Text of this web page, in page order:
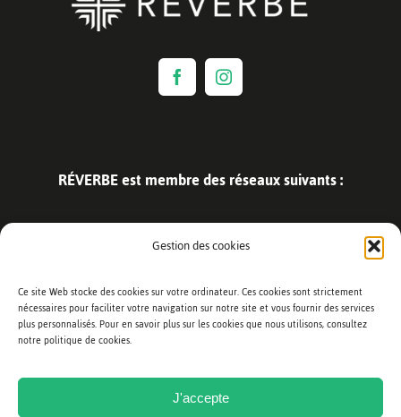
Gestion des cookies
Ce site Web stocke des cookies sur votre ordinateur. Ces cookies sont strictement
nécessaires pour faciliter votre navigation sur notre site et vous fournir des services
plus personnalisés. Pour en savoir plus sur les cookies que nous utilisons, consultez
notre politique de cookies.
J'accepte
RÉVERBE est membre des réseaux suivants :